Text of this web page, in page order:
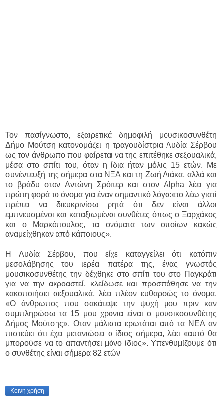
Τον πασίγνωστο, εξαιρετικά δημοφιλή μουσικοσυνθέτη
Δήμο Μούτση κατονομάζει η τραγουδίστρια Λυδία Σέρβου
ως τον άνθρωπο που φαίρεται να της επιτέθηκε σεξουαλικά,
μέσα στο σπίτι του, όταν η ίδια ήταν μόλις 15 ετών. Με
συνέντευξή της σήμερα στα ΝΕΑ και τη Ζωή Λιάκα, αλλά και
το βράδυ στον Αντώνη Σρόιτερ και στον Αlpha λέει για
πρώτη φορά το όνομα για έναν σημαντικό λόγο:«το λέω γιατί
πρέπει να διευκρινίσω ρητά ότι δεν είναι άλλοι
εμπνευσμένοι και καταξιωμένοι συνθέτες όπως ο Ξαρχάκος
και ο Μαρκόπουλος, τα ονόματα των οποίων κακώς
αναμείχθηκαν από κάποιους».
Η Λυδία Σέρβου, που είχε καταγγείλει ότι κατόπιν
μεσολάβησης του ιερέα πατέρα της, ένας γνωστός
μουσικοσυνθέτης την δέχθηκε στο σπίτι του στο Παγκράτι
για να την ακροαστεί, κλείδωσε και προσπάθησε να την
κακοποιήσει σεξουαλικά, λέει πλέον ευθαρσώς το όνομα.
«Ο άνθρωπος που σακάτεψε την ψυχή μου πριν καν
συμπληρώσω τα 15 μου χρόνια είναι ο μουσικοσυνθέτης
Δήμος Μούτσης». Οταν μάλιστα ερωτάται από τα ΝΕΑ αν
πιστεύει ότι έχει μετανιώσει ο ίδιος σήμερα, λέει «αυτό θα
μπορούσε να το απαντήσει μόνο ίδιος». Υπενθυμίζουμε ότι
ο συνθέτης είναι σήμερα 82 ετών
Κοινή χρήση